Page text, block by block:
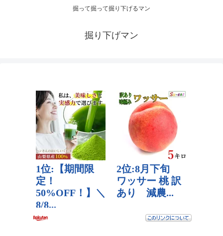
掘って掘って掘り下げるマン
掘り下げマン